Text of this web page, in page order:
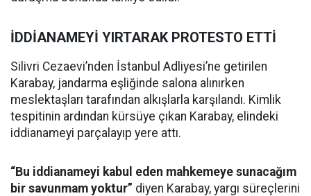
İDDİANAMEYİ YIRTARAK PROTESTO ETTİ
Silivri Cezaevi’nden İstanbul Adliyesi’ne getirilen
Karabay, jandarma eşliğinde salona alınırken
meslektaşları tarafından alkışlarla karşılandı. Kimlik
tespitinin ardından kürsüye çıkan Karabay, elindeki
iddianameyi parçalayıp yere attı.
“Bu iddianameyi kabul eden mahkemeye sunacağım
bir savunmam yoktur” diyen Karabay, yargı süreçlerini